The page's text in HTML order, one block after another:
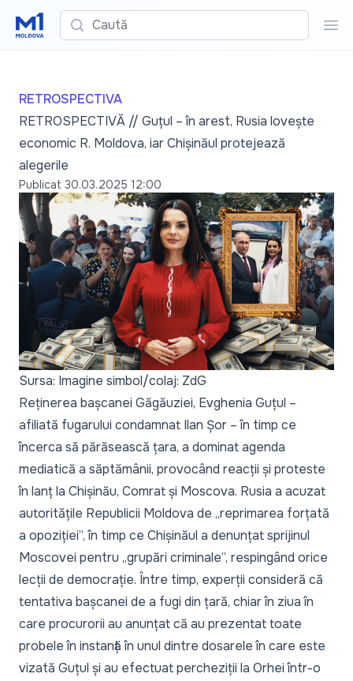
Caută
RETROSPECTIVA
RETROSPECTIVĂ // Guțul – în arest, Rusia lovește
economic R. Moldova, iar Chișinăul protejează
alegerile
Publicat 30.03.2025 12:00
Sursa: Imagine simbol/colaj: ZdG
Reținerea bașcanei Găgăuziei, Evghenia Guțul –
afiliată fugarului condamnat Ilan Șor – în timp ce
încerca să părăsească țara, a dominat agenda
mediatică a săptămânii, provocând reacții și proteste
în lanț la Chișinău, Comrat și Moscova. Rusia a acuzat
autoritățile Republicii Moldova de „reprimarea forțată
a opoziției”, în timp ce Chișinăul a denunțat sprijinul
Moscovei pentru „grupări criminale”, respingând orice
lecții de democrație. Între timp, experții consideră că
tentativa bașcanei de a fugi din țară, chiar în ziua în
care procurorii au anunțat că au prezentat toate
probele în instanțăîn unul dintre dosarele în care este
vizată Guțul și au efectuatpercheziții la Orheiîntr-o